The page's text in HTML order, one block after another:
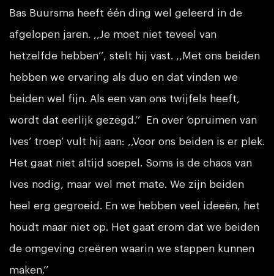
Bas Buursma heeft één ding wel geleerd in de
afgelopen jaren. ,,Je moet niet teveel van
hetzelfde hebben’’, stelt hij vast. ,,Met ons beiden
hebben we ervaring als duo en dat vinden we
beiden wel fijn. Als een van ons twijfels heeft,
wordt dat eerlijk gezegd.’’ En over ‘opruimen van
Ives’ troep’ vult hij aan: ,,Voor ons beiden is er plek.
Het gaat niet altijd soepel. Soms is de chaos van
Ives nodig, maar wel met mate. We zijn beiden
heel erg gegroeid. En we hebben veel ideeën, het
houdt maar niet op. Het gaat erom dat we beiden
de omgeving creëren waarin we stappen kunnen
maken.’’